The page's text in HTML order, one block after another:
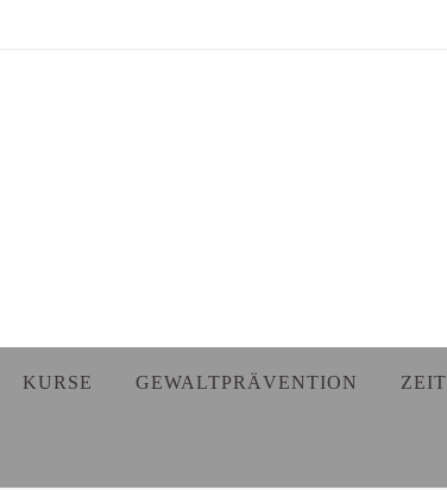
KURSE GEWALTPRÄVENTION